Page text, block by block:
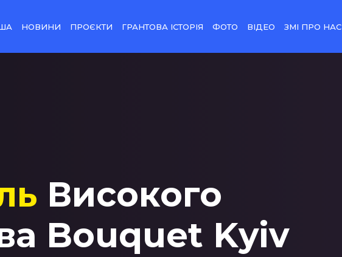
НОВИНИ ПРОЄКТИ ГРАНТОВА ІСТОРІЯ ФОТО ВІДЕО ЗМІ ПРО НАС
Високого
Bouquet Kyiv